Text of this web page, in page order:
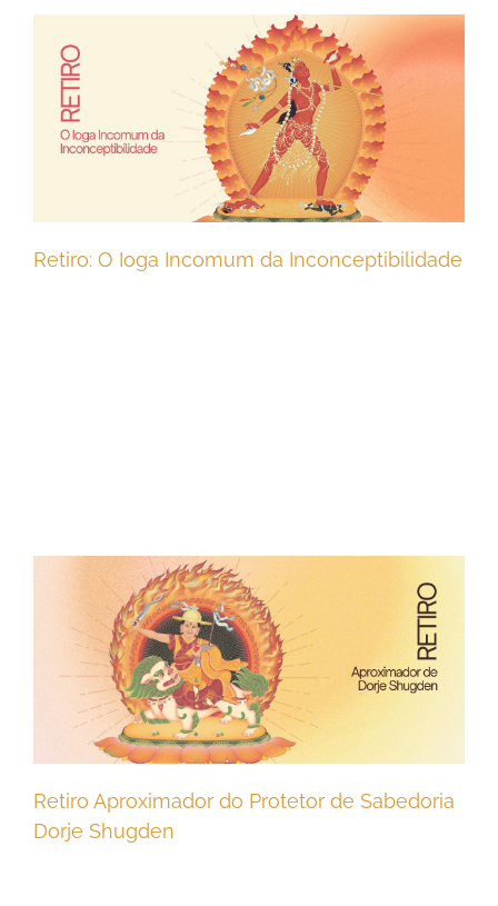
Retiro: O Ioga Incomum da Inconceptibilidade
Retiro Aproximador do Protetor de Sabedoria
Dorje Shugden